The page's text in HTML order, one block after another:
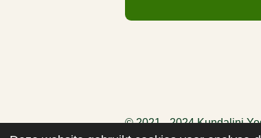
© 2021 - 2024 Kundalini